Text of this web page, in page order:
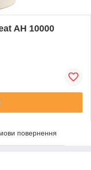
AH 10000
повернення